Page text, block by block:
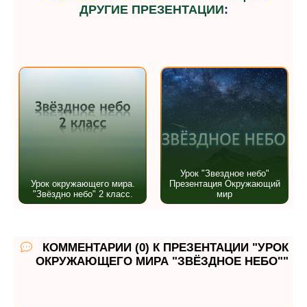
ДРУГИЕ ПРЕЗЕНТАЦИИ:
Урок окружающего мира.
"Звёздно небо" 2 класс.
Урок "Звездное небо"
Презентация Окружающий
мир
КОММЕНТАРИИ (0) К ПРЕЗЕНТАЦИИ "УРОК
ОКРУЖАЮЩЕГО МИРА "ЗВЁЗДНОЕ НЕБО""